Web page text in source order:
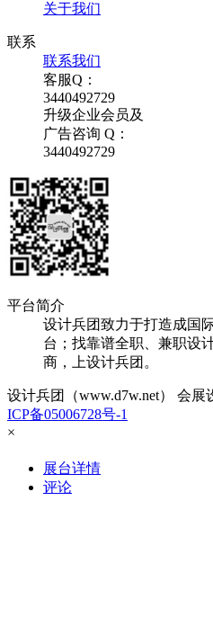
关于我们
联系
联系我们
客服Q：
3440492729
升级企业会员及
广告咨询 Q：
3440492729
平台简介
设计兵团致力于打造成国
台；找靠谱全职、兼职设
商，上设计兵团。
设计兵团（www.d7w.net） 会展
ICP备05006728号-1
×
展台详情
评论